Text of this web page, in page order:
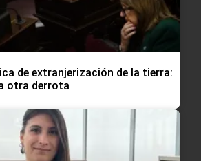
de extranjerización de la tierra:
otra derrota